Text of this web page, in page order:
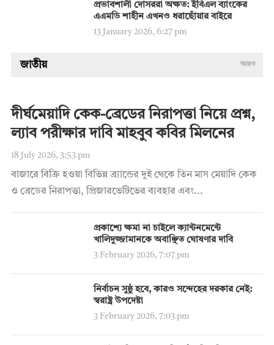
প্রভাবশালী দোসররা অক্ষত: ইবিএল ব্যাংকের
এএমডি শাহীন এখনও ধরাছোঁয়ার বাইরে
13 January 2026, 6:27 pm
জাতীয় আরও
দীর্ঘমেয়াদি কেক-ব্রেডের নিরাপত্তা নিয়ে প্রশ্ন,
ল্যাব পরীক্ষার দাবি মাহবুব কবির মিলনের
18 July 2026, 3:53 pm
বাজারে বিক্রি হওয়া বিভিন্ন ব্র্যান্ডের দুই থেকে তিন মাস মেয়াদি কেক
ও ব্রেডের নিরাপত্তা, প্রিজারভেটিভের ব্যবহার এবং...
প্রকাশ্যে ক্ষমা না চাইলে ক্যান্টনমেন্টে
খালিদুজ্জামানকে অবাঞ্ছিত ঘোষণার দাবি
3 February 2026, 7:07 pm
নির্বাচন সুষ্ঠু হবে, কারও সন্দেহের দরকার নেই:
স্বরাষ্ট্র উপদেষ্টা
3 February 2026, 7:03 pm